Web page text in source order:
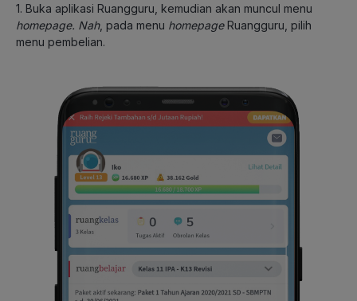
1. Buka aplikasi Ruangguru, kemudian akan muncul menu
homepage. Nah, pada menu homepageRuangguru, pilih
menu pembelian.